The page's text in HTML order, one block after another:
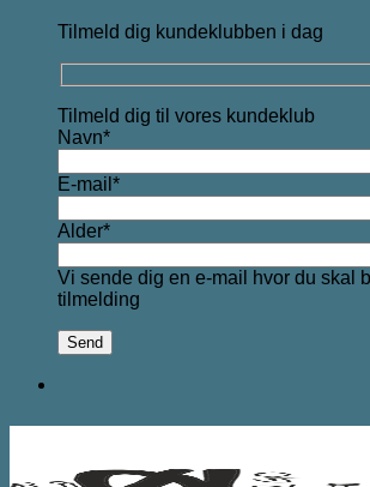
Tilmeld dig kundeklubben i dag
Tilmeld dig til vores kundeklub
Navn*
E-mail*
Alder*
Vi sende dig en e-mail hvor du skal
tilmelding